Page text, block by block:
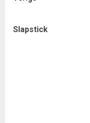
lezen
Slapstick